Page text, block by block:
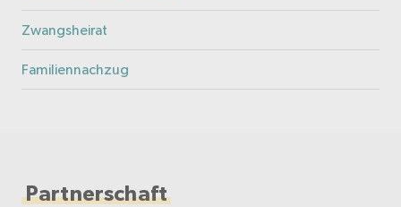
Zwangsheirat
Familiennachzug
Partnerschaft